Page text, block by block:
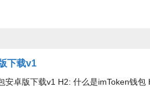
下载v1
安卓版下载v1 H2: 什么是imToken钱